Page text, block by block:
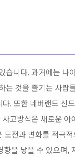
습니다. 과거에는 나이
는 것을 즐기는 사람
. 또한 네버랜드 신
고방식은 새로운 아
도전과 변화를 적극적
을 낳을 수 있으며,